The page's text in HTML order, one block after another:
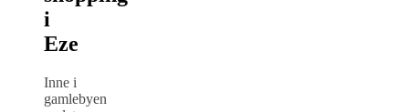
i
Eze
Inne i
gamlebyen